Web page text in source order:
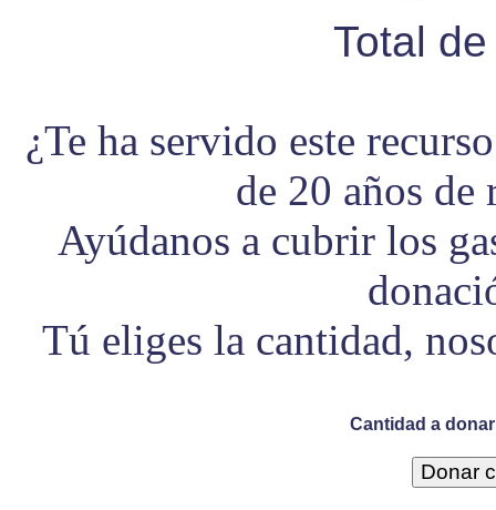
Total
¿Te ha servido este
de 20 años
Ayúdanos a cubrir los
Tú eliges la cantidad,
Cantidad a